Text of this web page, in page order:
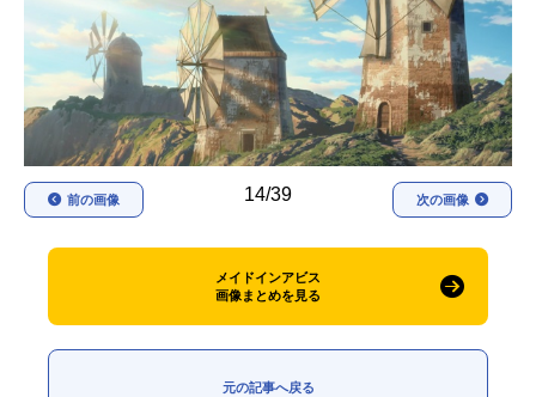
アニメ記事一覧 声優記事一覧
アニメ映画一覧 実写化映画一覧
今期アニメ曜日別一覧
春アニメ 夏アニメ
秋アニメ
14/39
前の画像 次の画像
メイドインアビス
画像まとめを見る
元の記事へ戻る